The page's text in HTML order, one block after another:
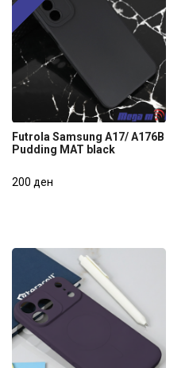
Pudding MAT black
Futrola Samsung A17/ A176B
Pudding MAT black
200 ден